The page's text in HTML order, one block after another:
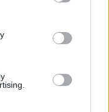
third-party tags to
in below Google
material, polnilo in